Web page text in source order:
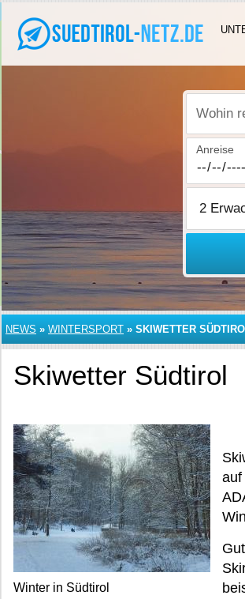
Wohin
Anreise
NEWS » WINTERSPORT » SKIWETTER
Skiwetter Südtirol
Winter in Südtirol
auf